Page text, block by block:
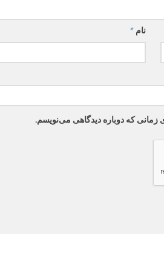
نام*
زمانی که دوباره دیدگاهی می‌نویسم.